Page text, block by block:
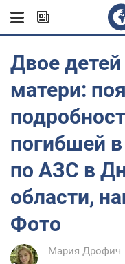
Двое
матери:
погибшей в
по АЗС в
области,
Фото
Мария Дрофич